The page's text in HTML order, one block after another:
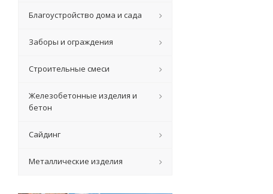
Благоустройство дома и сада
Заборы и ограждения
Строительные смеси
Железобетонные изделия и
бетон
Сайдинг
Металлические изделия